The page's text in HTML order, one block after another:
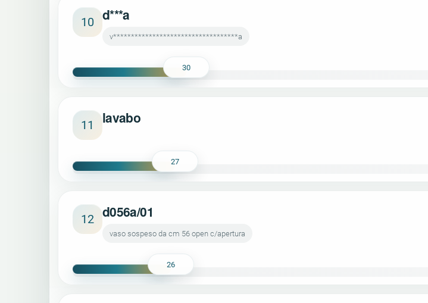
10 d***a
v***********************************a
30
11 lavabo
27
12 d056a/01
vaso sospeso da cm 56 open c/apertura
26